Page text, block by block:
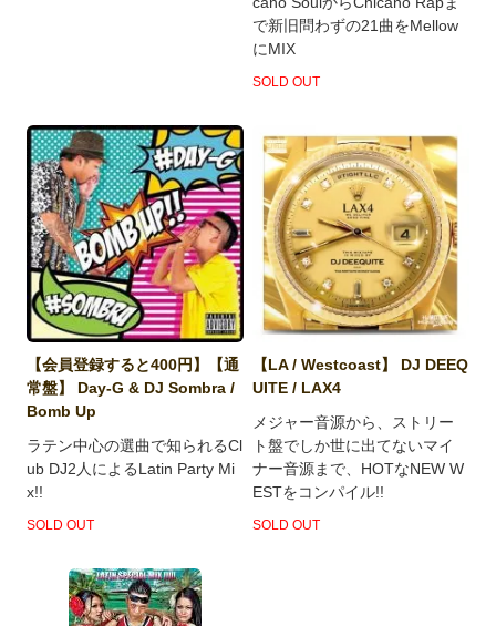
で新旧問わずの21曲をMellow
にMIX
SOLD OUT
【会員登録すると400円】【通
常盤】 Day-G & DJ Sombra /
Bomb Up
ラテン中心の選曲で知られるCl
ub DJ2人によるLatin Party Mi
x!!
SOLD OUT
【LA / Westcoast】 DJ DEEQ
UITE / LAX4
メジャー音源から、ストリー
ト盤でしか世に出てないマイ
ナー音源まで、HOTなNEW W
ESTをコンパイル!!
SOLD OUT